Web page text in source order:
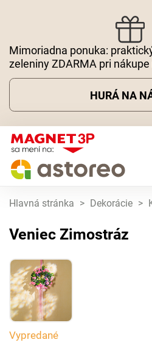
Mimoriadna ponuka:
zeleniny ZDARMA pri
HURÁ NA
Hlavná stránka > Dekorácie >
Veniec Zimostráz
Vypredané